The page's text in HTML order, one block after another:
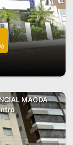
MAGDA